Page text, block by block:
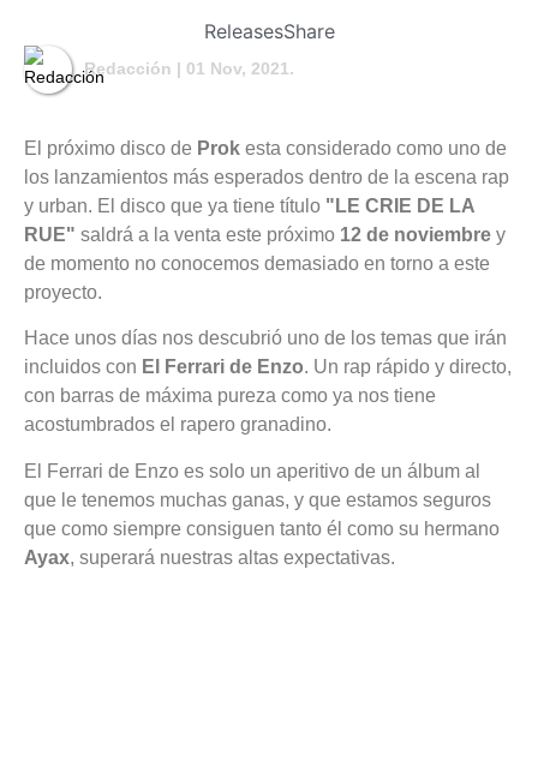
ReleasesShare
Redacción | 01 Nov, 2021.
El próximo disco de Prok esta considerado como uno de
los lanzamientos más esperados dentro de la escena rap
y urban. El disco que ya tiene título "LE CRIE DE LA
RUE" saldrá a la venta este próximo 12 de noviembre y
de momento no conocemos demasiado en torno a este
proyecto.
Hace unos días nos descubrió uno de los temas que irán
incluidos con El Ferrari de Enzo. Un rap rápido y directo,
con barras de máxima pureza como ya nos tiene
acostumbrados el rapero granadino.
El Ferrari de Enzo es solo un aperitivo de un álbum al
que le tenemos muchas ganas, y que estamos seguros
que como siempre consiguen tanto él como su hermano
Ayax, superará nuestras altas expectativas.